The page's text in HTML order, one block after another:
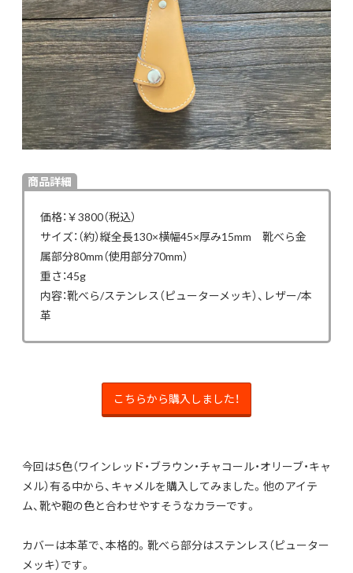
商品詳細
価格：￥3800（税込）
サイズ：（約）縦全長130×横幅45×厚み15mm 靴べら金
属部分80mm（使用部分70mm）
重さ：45g
内容：靴べら/ステンレス（ピューターメッキ）、レザー/本
革
こちらから購入しました！
今回は5色（ワインレッド・ブラウン・チャコール・オリーブ・キャ
メル）有る中から、キャメルを購入してみました。他のアイテ
ム、靴や鞄の色と合わせやすそうなカラーです。
カバーは本革で、本格的。靴べら部分はステンレス（ピューター
メッキ）です。